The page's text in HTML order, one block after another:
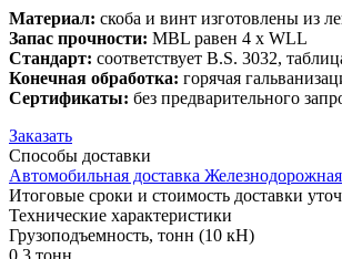
Материал: скоба и винт изготовлены из
Запас прочности: MBL равен 4 x WLL
Стандарт: соответствует B.S. 3032,
Конечная обработка: горячая
Сертификаты: без предварительного
Заказать
Способы доставки
Автомобильная доставка Железнодорожная
Итоговые сроки и стоимость доставки
Технические характеристики
Грузоподъемность, тонн (10 кН)
0.3 тонн